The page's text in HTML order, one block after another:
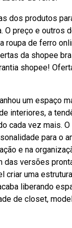
dos produtos
O preço e outros
roupa de ferro
da shopee
shopee!
um espaço
interiores, a
cada vez mais.
para o
e na
das versões
criar uma
liberando
de closet,